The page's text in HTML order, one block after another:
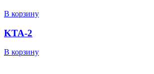
В корзину
KTA-2
В корзину